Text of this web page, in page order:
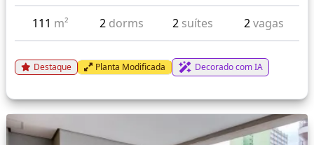
111 m² 2 dorms 2 suítes 2vagas
Destaque Planta Modificada Decorado com IA